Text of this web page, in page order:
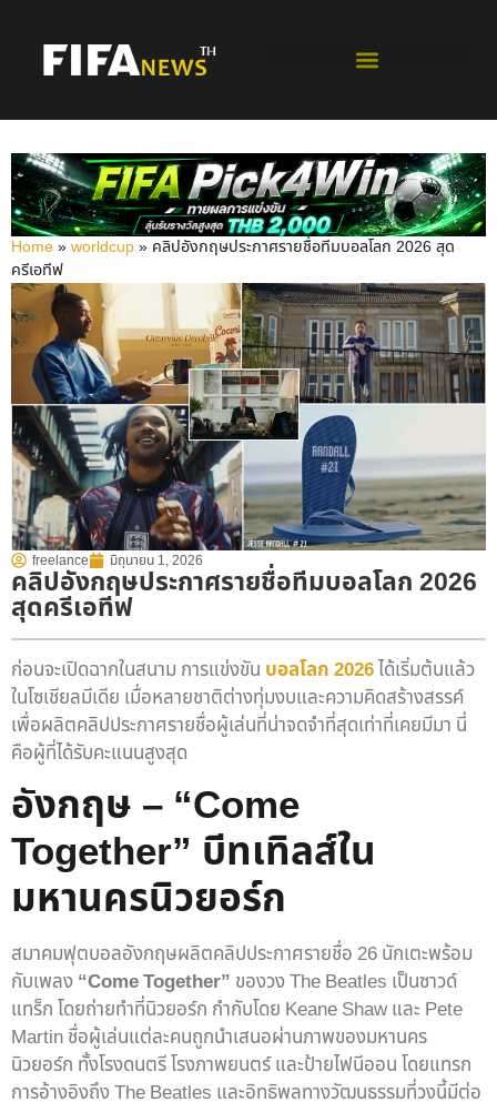
Home»worldcup» คลิปอังกฤษประกาศรายชื่อทีมบอลโลก 2026 สุด
ครีเอทีฟ
freelance มิถุนายน 1, 2026
คลิปอังกฤษประกาศรายชื่อทีมบอลโลก 2026
สุดครีเอทีฟ
ก่อนจะเปิดฉากในสนาม การแข่งขัน บอลโลก 2026ได้เริ่มต้นแล้ว
ในโซเชียลมีเดีย เมื่อหลายชาติต่างทุ่มงบและความคิดสร้างสรรค์
เพื่อผลิตคลิปประกาศรายชื่อผู้เล่นที่น่าจดจำที่สุดเท่าที่เคยมีมา นี่
คือผู้ที่ได้รับคะแนนสูงสุด
อังกฤษ – “Come
Together” บีทเทิลส์ใน
มหานครนิวยอร์ก
สมาคมฟุตบอลอังกฤษผลิตคลิปประกาศรายชื่อ 26 นักเตะพร้อม
กับเพลง“Come Together” ของวง The Beatles เป็นซาวด์
แทร็ก โดยถ่ายทำที่นิวยอร์ก กำกับโดย Keane Shaw และ Pete
Martin ชื่อผู้เล่นแต่ละคนถูกนำเสนอผ่านภาพของมหานคร
นิวยอร์ก ทั้งโรงดนตรี โรงภาพยนตร์ และป้ายไฟนีออน โดยแทรก
การอ้างอิงถึง The Beatles และอิทธิพลทางวัฒนธรรมที่วงนี้มีต่อ